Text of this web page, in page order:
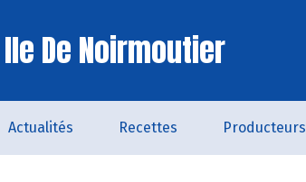
De Noirmoutier
Actualités Recettes Producteurs